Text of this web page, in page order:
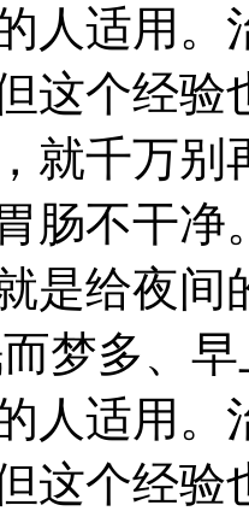
人适用。
这个经
就千万
肠不干净
是给夜
梦多、
人适用。
这个经